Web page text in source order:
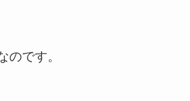
のです。